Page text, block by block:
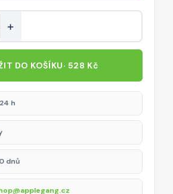
+
DO KOŠÍKU· 528 Kč
h
dnů